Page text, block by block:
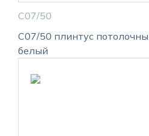
С07/50
С07/50 плинтус
белый